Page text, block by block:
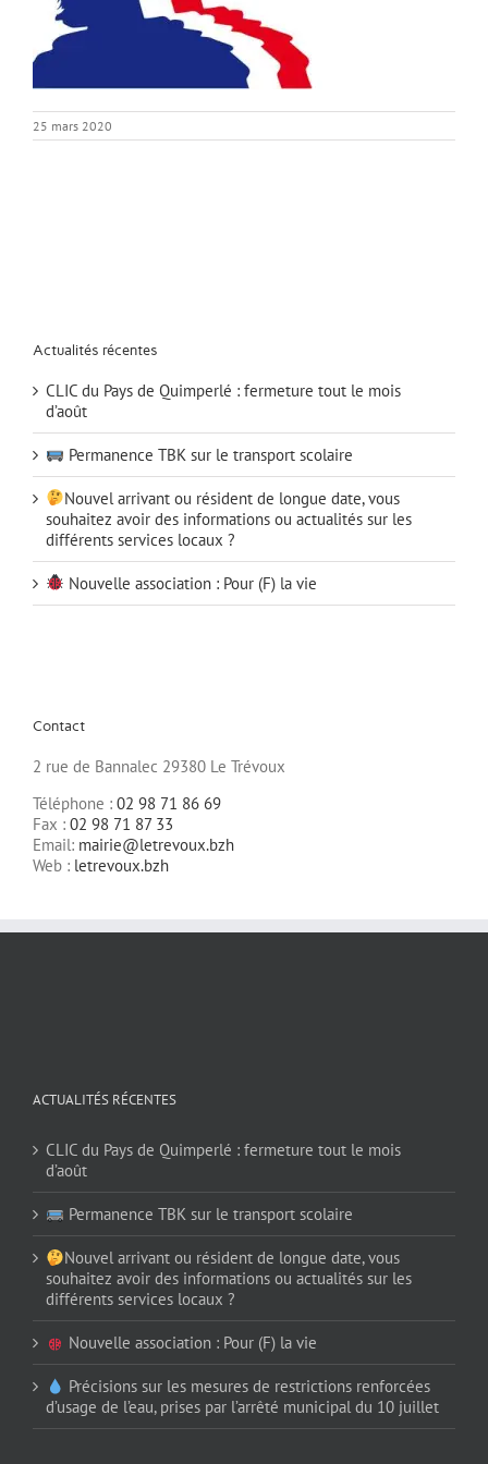
25 mars 2020
Actualités récentes
CLIC du Pays de Quimperlé : fermeture tout le mois
d’août
Permanence TBK sur le transport scolaire
Nouvel arrivant ou résident de longue date, vous
souhaitez avoir des informations ou actualités sur les
différents services locaux ?
Nouvelle association : Pour (F) la vie
Contact
2 rue de Bannalec 29380 Le Trévoux
Téléphone : 02 98 71 86 69
Fax : 02 98 71 87 33
Email: mairie@letrevoux.bzh
Web : letrevoux.bzh
ACTUALITÉS RÉCENTES
CLIC du Pays de Quimperlé : fermeture tout le mois
d’août
Permanence TBK sur le transport scolaire
Nouvel arrivant ou résident de longue date, vous
souhaitez avoir des informations ou actualités sur les
différents services locaux ?
Nouvelle association : Pour (F) la vie
Précisions sur les mesures de restrictions renforcées
d’usage de l’eau, prises par l’arrêté municipal du 10 juillet